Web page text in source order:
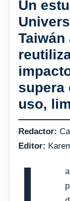
Un
supera
uso,
Redactor:
Editor: